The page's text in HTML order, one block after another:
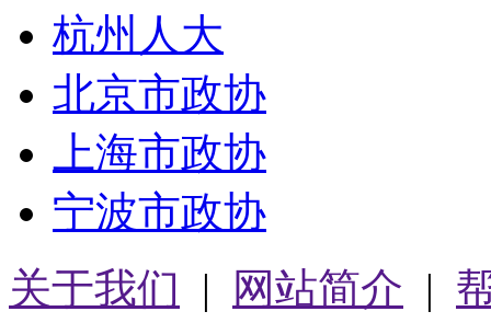
杭州人大
北京市政协
上海市政协
宁波市政协
关于我们 | 网站简介 |